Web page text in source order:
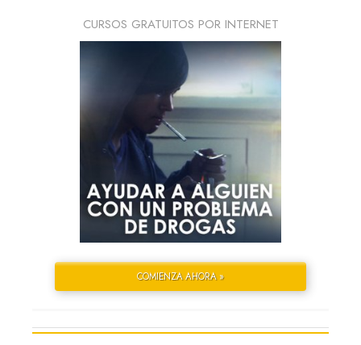
CURSOS GRATUITOS POR INTERNET
COMIENZA AHORA »